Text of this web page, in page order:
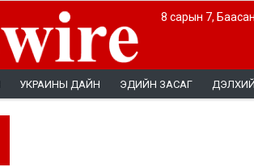
8 сарын 7, Баасан
УКРАИНЫ ДАЙН ЭДИЙН ЗАСАГ ДЭЛХИЙ